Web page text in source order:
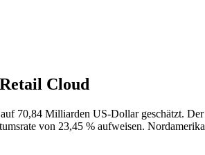
Cloud
70,84 Milliarden US-Dollar geschätzt.
von 23,45 % aufweisen.